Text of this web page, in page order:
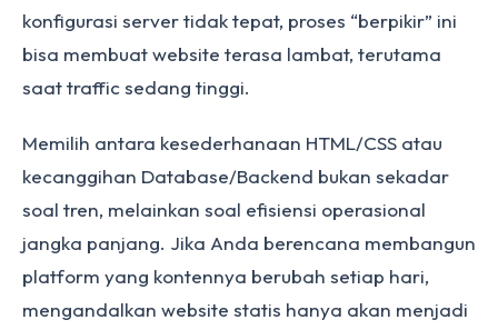
konfigurasi server tidak tepat, proses “berpikir” ini
bisa membuat website terasa lambat, terutama
saat traffic sedang tinggi.
Memilih antara kesederhanaan HTML/CSS atau
kecanggihan Database/Backend bukan sekadar
soal tren, melainkan soal efisiensi operasional
jangka panjang. Jika Anda berencana membangun
platform yang kontennya berubah setiap hari,
mengandalkan website statis hanya akan menjadi